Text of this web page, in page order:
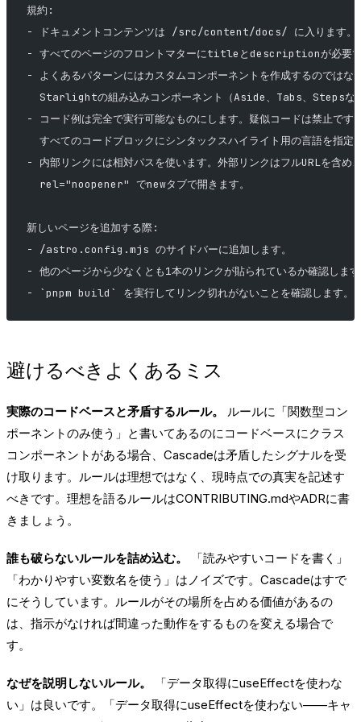
規約:
- ドキュメントコンテンツは /src/content/docs/ に入ります。
- すべてのページのフロントマターにtitleとdescriptionが必要
- よくあるパターンにはカスタムコンポーネントを作成するのではな
Starlightの組み込みコンポーネント（Aside、Tabs、Stepsな
- コード例は完全で実行可能なものにします。疑似コードは禁止です
すべてのコードブロックにシンタックスハイライト用の言語を指定
- 内部リンクには相対パスを使います。外部リンクはフルURLを含め
  rel="noopener" でnewタブで開きます。
新しいページを追加する際:
- /astro.config.mjs のサイドバーに追加します。
- 他のページから少なくとも1本のリンクが貼られているか確認しま
- `pnpm build` を実行してリンク切れがないことを確認します。
避けるべきよくあるミス
実際のコードベースと矛盾するルール。
ルールに「関数型コン
ポーネントのみ使う」と書いてあるのにコードベースにクラス
コンポーネントがある場合、Cascadeは矛盾したシグナルを受
け取ります。ルールは理想ではなく、現時点での真実を記述す
べきです。理想を語るルールはCONTRIBUTING.mdやADRに書
きましょう。
誰も破らないルールを詰め込む。
「読みやすいコードを書く」
「わかりやすい変数名を使う」はノイズです。Cascadeはすで
にそうしています。ルールがその場所を占める価値があるの
は、指示がなければ間違った動作をするものを変える場合で
す。
なぜを説明しないルール。
「データ取得にuseEffectを使わな
い」は良いです。「データ取得にuseEffectを使わない——キャ